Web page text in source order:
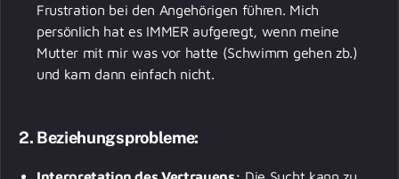
Frustration bei den Angehörigen führen. Mich
persönlich hat es IMMER aufgeregt, wenn meine
Mutter mit mir was vor hatte (Schwimm gehen zb.)
und kam dann einfach nicht.
2. Beziehungsprobleme: